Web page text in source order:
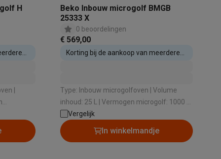
Keukenaccessoires met ecocheques
Dampkappen met ecocheques
ecocheques Inkt en papier met ecocheques
H
|
|
Beko Inbouw microgolf BMGB
25333 X
0 beoordelingen
€ 569,00
Korting bij de aankoop van meerdere
Type: Inbouw microgolfoven | Volume
inhoud: 25 L | Vermogen microgolf: 1000 W
| Draaischotel: Ja | Nishoogte: 388 mm
Vergelijk
In winkelmandje